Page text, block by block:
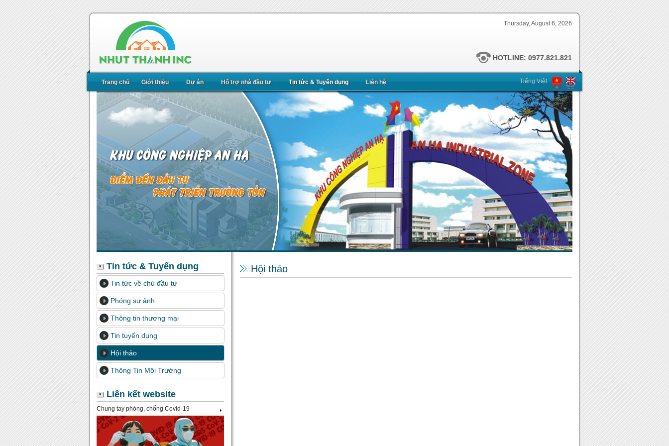
Thursday, August 6, 2026
HOTLINE: 0977.821.821
Trang chủ Giới thiệu Dự án Hổ trợ nhà đầu tư Tin tức & Tuyển dụng Liên hệ Tiếng Việt
Tin tức & Tuyển dụng
Tin tức về chủ đầu tư
Phóng sự ảnh
Thông tin thương mại
Tin tuyển dụng
Hội thảo
Thông Tin Môi Trường
Liên kết website
Chung tay phòng, chống Covid-19
Hội thảo